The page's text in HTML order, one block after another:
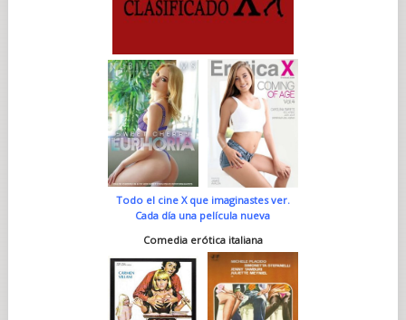
Todo el cine X que imaginastes ver.
Cada día una película nueva
Comedia erótica italiana